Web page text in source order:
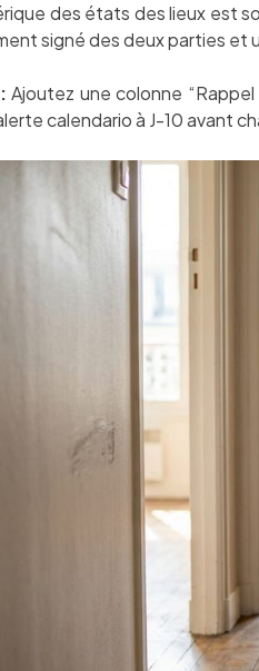
des états des lieux est
signé des deux parties et
Ajoutez une colonne
calendario à J-10 avant